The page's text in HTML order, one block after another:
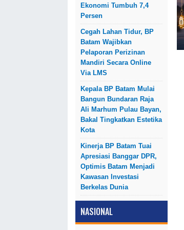
Ekonomi Tumbuh 7,4
Persen
Cegah Lahan Tidur, BP
Batam Wajibkan
Pelaporan Perizinan
Mandiri Secara Online
Via LMS
Kepala BP Batam Mulai
Bangun Bundaran Raja
Ali Marhum Pulau Bayan,
Bakal Tingkatkan Estetika
Kota
Kinerja BP Batam Tuai
Apresiasi Banggar DPR,
Optimis Batam Menjadi
Kawasan Investasi
Berkelas Dunia
NASIONAL